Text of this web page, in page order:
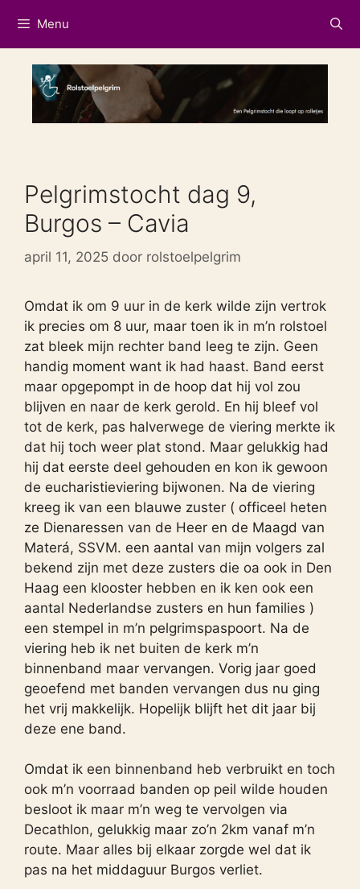
naar
de
inhoud
Menu
Pelgrimstocht dag 9,
Burgos – Cavia
april 11, 2025 door rolstoelpelgrim
Omdat ik om 9 uur in de kerk wilde zijn vertrok
ik precies om 8 uur, maar toen ik in m’n rolstoel
zat bleek mijn rechter band leeg te zijn. Geen
handig moment want ik had haast. Band eerst
maar opgepompt in de hoop dat hij vol zou
blijven en naar de kerk gerold. En hij bleef vol
tot de kerk, pas halverwege de viering merkte ik
dat hij toch weer plat stond. Maar gelukkig had
hij dat eerste deel gehouden en kon ik gewoon
de eucharistieviering bijwonen. Na de viering
kreeg ik van een blauwe zuster ( officeel heten
ze Dienaressen van de Heer en de Maagd van
Materá, SSVM. een aantal van mijn volgers zal
bekend zijn met deze zusters die oa ook in Den
Haag een klooster hebben en ik ken ook een
aantal Nederlandse zusters en hun families )
een stempel in m’n pelgrimspaspoort. Na de
viering heb ik net buiten de kerk m’n
binnenband maar vervangen. Vorig jaar goed
geoefend met banden vervangen dus nu ging
het vrij makkelijk. Hopelijk blijft het dit jaar bij
deze ene band.
Omdat ik een binnenband heb verbruikt en toch
ook m’n voorraad banden op peil wilde houden
besloot ik maar m’n weg te vervolgen via
Decathlon, gelukkig maar zo’n 2km vanaf m’n
route. Maar alles bij elkaar zorgde wel dat ik
pas na het middaguur Burgos verliet.